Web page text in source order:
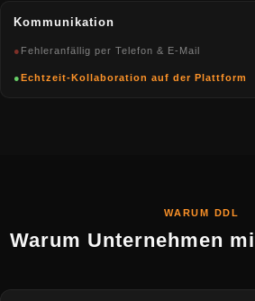
Kommunikation
● Fehleranfällig per Telefon & E-Mail
●Echtzeit-Kollaboration auf der Plattform
WARUM DDL
Warum Unternehmen